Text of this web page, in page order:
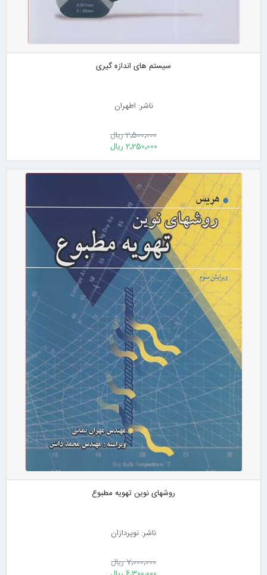
سیستم های اندازه گیری
ناشر: اطهران
2٬500٬000 ریال
2٬250٬000 ریال
روشهای نوین تهویه مطبوع
ناشر: نوپردازان
7٬000٬000 ریال